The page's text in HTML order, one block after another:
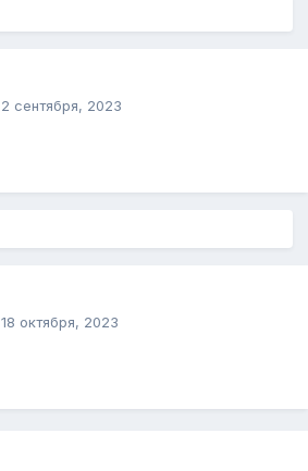
2 сентября, 2023
18 октября, 2023